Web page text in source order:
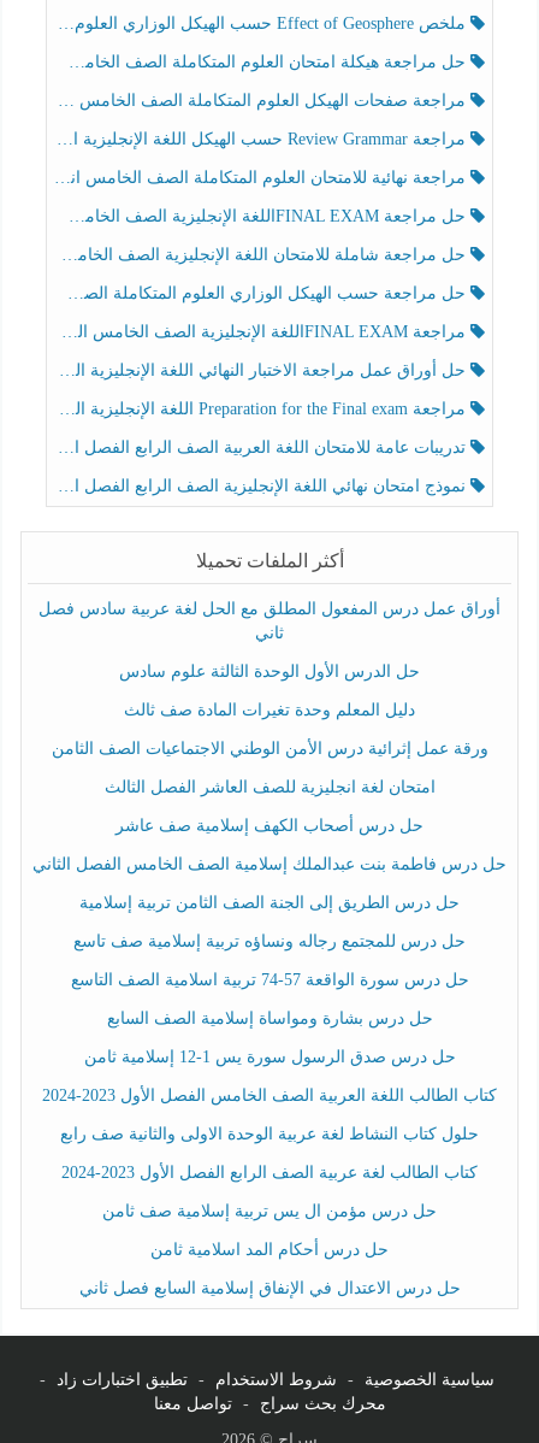
ملخص Effect of Geosphere حسب الهيكل الوزاري العلوم المتكاملة الصف الخامس انسبير الفصل الثالث
حل مراجعة هيكلة امتحان العلوم المتكاملة الصف الخامس عام الفصل الثالث
مراجعة صفحات الهيكل العلوم المتكاملة الصف الخامس انسبير الفصل الثالث
مراجعة Review Grammar حسب الهيكل اللغة الإنجليزية الصف الخامس الفصل الثالث
مراجعة نهائية للامتحان العلوم المتكاملة الصف الخامس انسبير الفصل الثالث
حل مراجعة FINAL EXAMاللغة الإنجليزية الصف الخامس الفصل الثالث
حل مراجعة شاملة للامتحان اللغة الإنجليزية الصف الخامس الفصل الثالث
حل مراجعة حسب الهيكل الوزاري العلوم المتكاملة الصف الخامس عام الفصل الثالث
مراجعة FINAL EXAMاللغة الإنجليزية الصف الخامس الفصل الثالث
حل أوراق عمل مراجعة الاختبار النهائي اللغة الإنجليزية الصف الرابع الفصل الثالث
مراجعة Preparation for the Final exam اللغة الإنجليزية الصف الرابع الفصل الثالث
تدريبات عامة للامتحان اللغة العربية الصف الرابع الفصل الثالث
نموذج امتحان نهائي اللغة الإنجليزية الصف الرابع الفصل الثالث
أكثر الملفات تحميلا
أوراق عمل درس المفعول المطلق مع الحل لغة عربية سادس فصل
ثاني
حل الدرس الأول الوحدة الثالثة علوم سادس
دليل المعلم وحدة تغيرات المادة صف ثالث
ورقة عمل إثرائية درس الأمن الوطني الاجتماعيات الصف الثامن
امتحان لغة انجليزية للصف العاشر الفصل الثالث
حل درس أصحاب الكهف إسلامية صف عاشر
حل درس فاطمة بنت عبدالملك إسلامية الصف الخامس الفصل الثاني
حل درس الطريق إلى الجنة الصف الثامن تربية إسلامية
حل درس للمجتمع رجاله ونساؤه تربية إسلامية صف تاسع
حل درس سورة الواقعة 57-74 تربية اسلامية الصف التاسع
حل درس بشارة ومواساة إسلامية الصف السابع
حل درس صدق الرسول سورة يس 1-12 إسلامية ثامن
كتاب الطالب اللغة العربية الصف الخامس الفصل الأول 2023-2024
حلول كتاب النشاط لغة عربية الوحدة الاولى والثانية صف رابع
كتاب الطالب لغة عربية الصف الرابع الفصل الأول 2023-2024
حل درس مؤمن ال يس تربية إسلامية صف ثامن
حل درس أحكام المد اسلامية ثامن
حل درس الاعتدال في الإنفاق إسلامية السابع فصل ثاني
سياسية الخصوصية - شروط الاستخدام - تطبيق اختبارات زاد
-
محرك بحث سراج
-
تواصل معنا